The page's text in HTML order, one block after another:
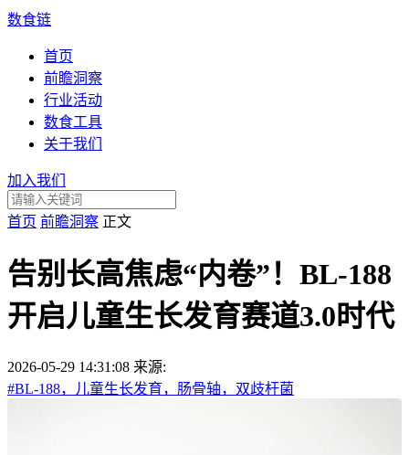
数食链
首页
前瞻洞察
行业活动
数食工具
关于我们
加入我们
首页 前瞻洞察 正文
告别长高焦虑“内卷”！BL-188
开启儿童生长发育赛道3.0时代
2026-05-29 14:31:08 来源:
#BL-188，儿童生长发育，肠骨轴，双歧杆菌